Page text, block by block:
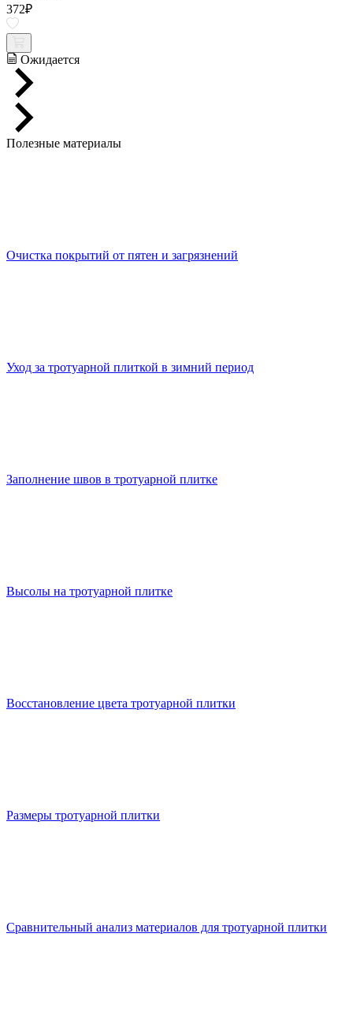
372₽
Ожидается
Полезные материалы
Очистка покрытий от пятен и загрязнений
Уход за тротуарной плиткой в зимний период
Заполнение швов в тротуарной плитке
Высолы на тротуарной плитке
Восстановление цвета тротуарной плитки
Размеры тротуарной плитки
Сравнительный анализ материалов для тротуарной плитки